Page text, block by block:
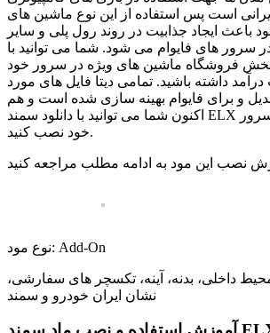
است پس استفاده از این نوع ماشین های
باعث ایجاد جذابیت در روند رول پلی و سایر
سرور های فایوام می شود. شما می توانید با
بخش فروشگاه ماشین های ویژه در سرور خود
داشته باشید. تمامی دیتا فایل های مورد
و برای فایوام بهینه سازی شده است و هم
اکنون شما می توانید با دانلود سمند ELX برای فایوام آن را در سرور
خود نصب کنید.
نوع مود: Add-On
داخلی، بدنه، آینه، تکسچر های سفارشی،
نشان ایران خودرو و سمند